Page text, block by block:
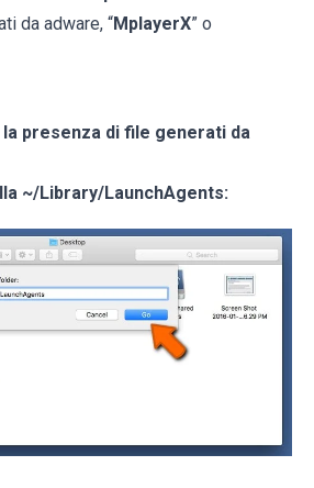
da adware, “MplayerX” o
presenza di file generati da
~/Library/LaunchAgents: